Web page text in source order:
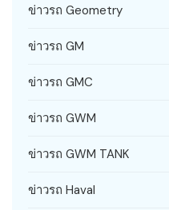
ข่าวรถ Geometry
ข่าวรถ GM
ข่าวรถ GMC
ข่าวรถ GWM
ข่าวรถ GWM TANK
ข่าวรถ Haval